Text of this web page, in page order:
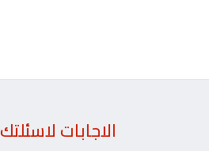
الاجابات لاسئلتك